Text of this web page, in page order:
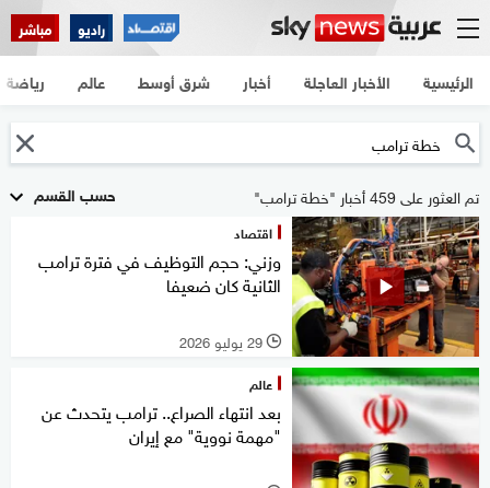
راديو مباشر
الرئيسية الأخبار العاجلة أخبار شرق أوسط عالم رياضة
حسب القسم تم العثور على 459 أخبار "خطة ترامب"
اقتصاد
وزني: حجم التوظيف في فترة ترامب
الثانية كان ضعيفا
l 29 يوليو 2026
عالم
بعد انتهاء الصراع.. ترامب يتحدث عن
"مهمة نووية" مع إيران